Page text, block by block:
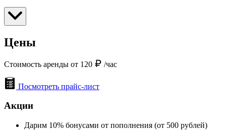
Цены
Стоимость аренды от 120 /час
Посмотреть прайс-лист
Акции
Дарим 10% бонусами от пополнения (от 500 рублей)